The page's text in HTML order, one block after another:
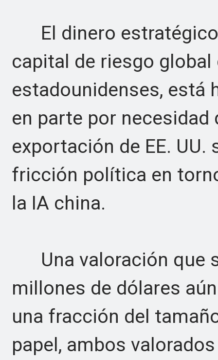
El dinero estratégico
capital de riesgo
estadounidenses, está
en parte por
exportación de EE.
fricción política en
la IA china.
Una valoración que
millones de dólares
una fracción del
papel, ambos